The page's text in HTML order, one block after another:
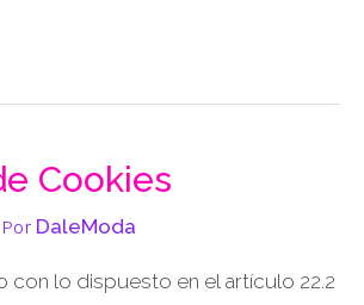
Cookies
DaleModa
con lo dispuesto en el artículo 22.2